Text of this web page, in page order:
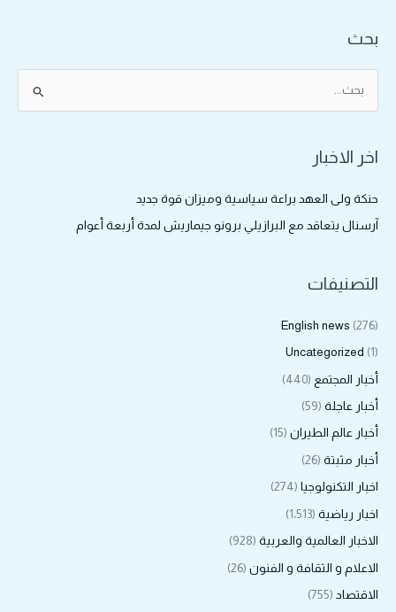
بحث
حاخر الاخبار
حنكة ولى العهد براعة سياسية وميزان قوة جديد
آرسنال يتعاقد مع البرازيلي برونو جيماريش لمدة أربعة أعوام
التصنيفات
English news (276)
Uncategorized (1)
أخبار المجتمع (440)
أخبار عاجلة (59)
أخبار عالم الطيران (15)
أخبار مثبتة (26)
اخبار التكنولوجيا (274)
اخبار رياضية (1٬513)
الاخبار العالمية والعربية (928)
الاعلام و الثقافة و الفنون (26)
الاقتصاد (755)